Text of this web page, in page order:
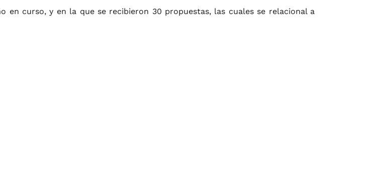
en curso, y en la que se recibieron 30 propuestas, las cuales se relacional a